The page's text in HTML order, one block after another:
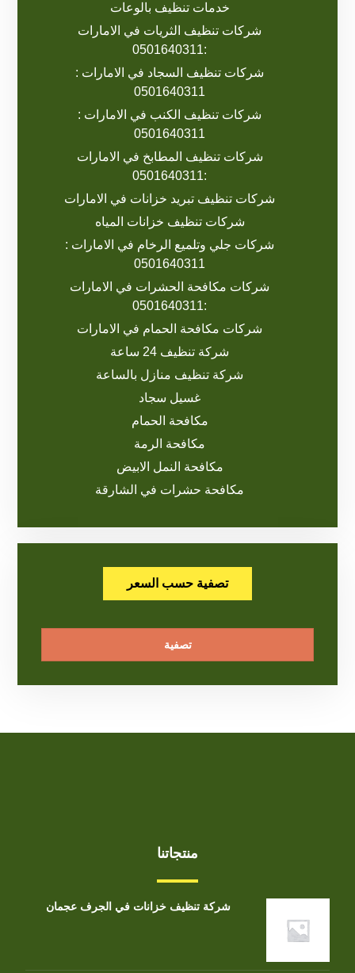
خدمات تنظيف بالوعات
شركات تنظيف الثريات في الامارات
:0501640311
شركات تنظيف السجاد في الامارات :
0501640311
شركات تنظيف الكنب في الامارات :
0501640311
شركات تنظيف المطابخ في الامارات
:0501640311
شركات تنظيف تبريد خزانات في الامارات
شركات تنظيف خزانات المياه
شركات جلي وتلميع الرخام في الامارات :
0501640311
شركات مكافحة الحشرات في الامارات
:0501640311
شركات مكافحة الحمام في الامارات
شركة تنظيف 24 ساعة
شركة تنظيف منازل بالساعة
غسيل سجاد
مكافحة الحمام
مكافحة الرمة
مكافحة النمل الابيض
مكافحة حشرات في الشارقة
تصفية حسب السعر
تصفية
منتجاتنا
شركة تنظيف خزانات في الجرف عجمان